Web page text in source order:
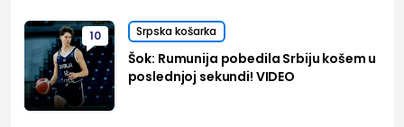
10 Srpska košarka
Šok: Rumunija pobedila Srbiju košem u
poslednjoj sekundi! VIDEO